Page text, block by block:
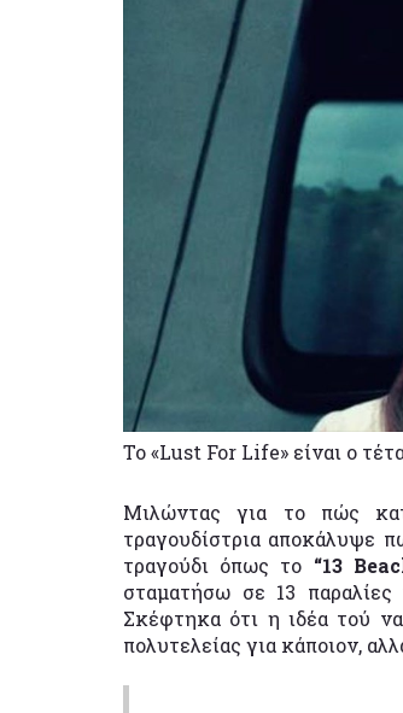
To «Lust For Life» είναι ο
Μιλώντας για το πώς
τραγουδίστρια αποκάλυψε
τραγούδι όπως το “13
σταματήσω σε 13
Σκέφτηκα ότι η ιδέα τού
πολυτελείας για κάποιον,